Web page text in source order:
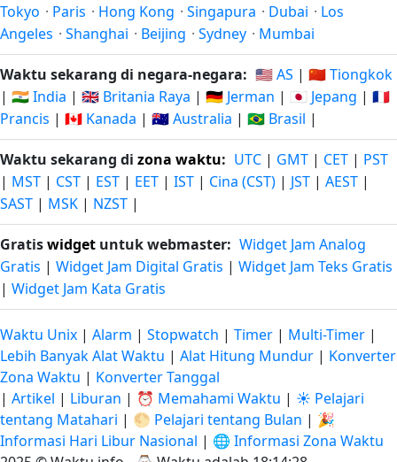
Tokyo · Paris · Hong Kong · Singapura · Dubai · Los
Angeles · Shanghai · Beijing · Sydney · Mumbai
Waktu sekarang di negara-negara: 🇺🇸 AS | 🇨🇳 Tiongkok
| 🇮🇳 India | 🇬🇧 Britania Raya | 🇩🇪 Jerman | 🇯🇵 Jepang | 🇫🇷
Prancis | 🇨🇦 Kanada | 🇦🇺 Australia | 🇧🇷 Brasil |
Waktu sekarang di zona waktu: UTC | GMT | CET | PST
| MST | CST | EST | EET | IST | Cina (CST) | JST | AEST |
SAST | MSK | NZST |
Gratiswidget untuk webmaster: Widget Jam Analog
Gratis | Widget Jam Digital Gratis | Widget Jam Teks Gratis
| Widget Jam Kata Gratis
Waktu Unix | Alarm | Stopwatch | Timer | Multi-Timer |
Lebih Banyak Alat Waktu | Alat Hitung Mundur | Konverter
Zona Waktu | Konverter Tanggal
| Artikel | Liburan | ⏰ Memahami Waktu | ☀️ Pelajari
tentang Matahari | 🌕 Pelajari tentang Bulan | 🎉
Informasi Hari Libur Nasional | 🌐 Informasi Zona Waktu